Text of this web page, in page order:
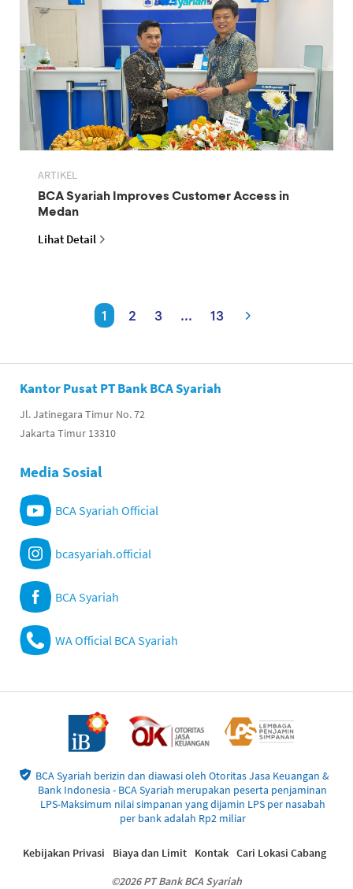
ARTIKEL
BCA Syariah Improves Customer Access in
Medan
Lihat Detail
1 2 3 ... 13
Kantor Pusat PT Bank BCA Syariah
Jl. Jatinegara Timur No. 72
Jakarta Timur 13310
Media Sosial
BCA Syariah Official
bcasyariah.official
BCA Syariah
WA Official BCA Syariah
BCA Syariah berizin dan diawasi oleh Otoritas Jasa Keuangan &
Bank Indonesia - BCA Syariah merupakan peserta penjaminan
LPS-Maksimum nilai simpanan yang dijamin LPS per nasabah
per bank adalah Rp2 miliar
©2026 PT Bank BCA Syariah
Kebijakan Privasi Biaya dan Limit Kontak Cari Lokasi Cabang